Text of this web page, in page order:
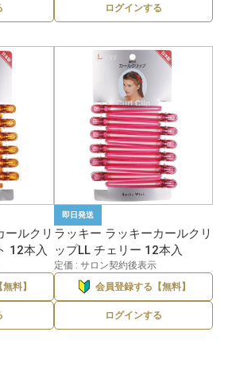
ログインする
ールクリ
12本入
料】
即日発送
ラッキー ラッキーカールクリ
ップLL チェリー 12本入
定価 : サロン契約後表示
会員登録する【無料】
ログインする